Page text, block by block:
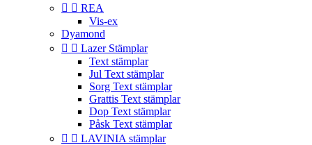
  REA
Vis-ex
Dyamond
  Lazer Stämplar
Text stämplar
Jul Text stämplar
Sorg Text stämplar
Grattis Text stämplar
Dop Text stämplar
Påsk Text stämplar
  LAVINIA stämplar